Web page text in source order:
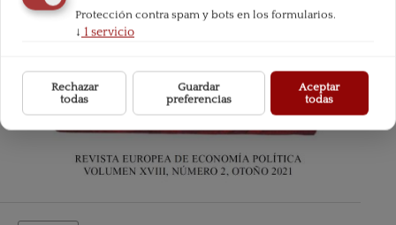
Protección contra spam y bots en los formularios.
↓ 1servicio
Rechazar
todas
Guardar
preferencias
Aceptar
todas